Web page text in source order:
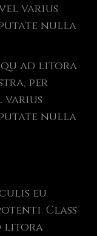
varius
nulla
ad litora
per
varius
nulla
eu
Class
litora